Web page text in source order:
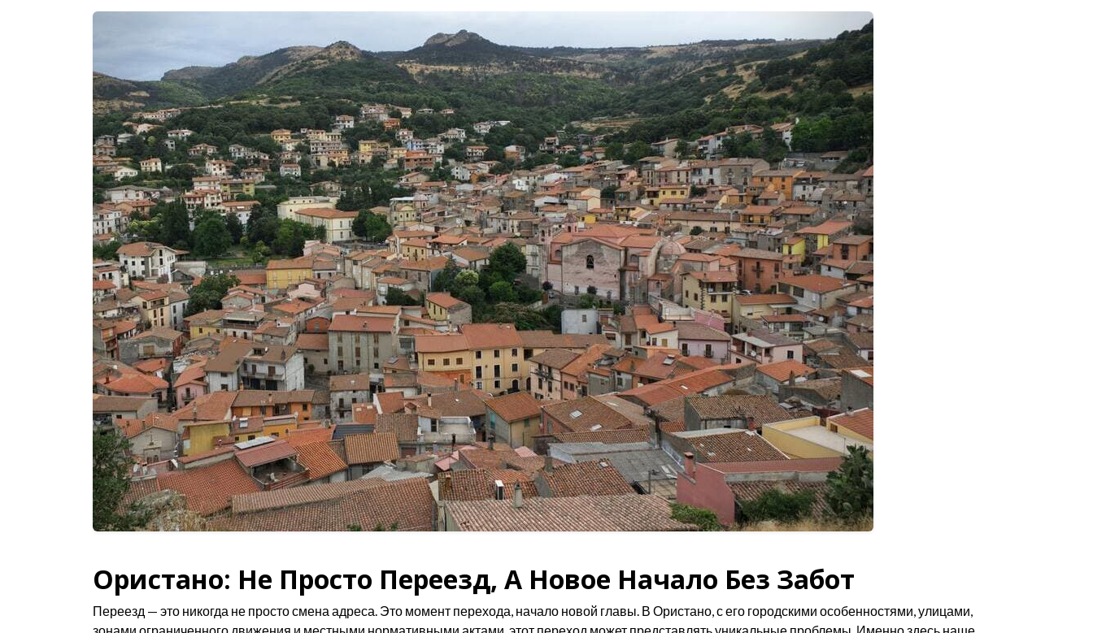
Ористано: Не Просто Переезд, А Новое Начало Без Забот
Переезд — это никогда не просто смена адреса. Это момент перехода, начало новой главы. В Ористано, с его городскими особенностями, улицами,